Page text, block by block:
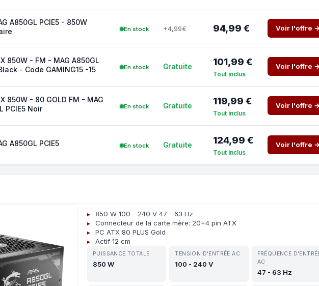
A850GL PCIE5 - 850W
En stock +4,99€ 94,99 € Voir l'offre
850W - FM - MAG A850GL
- Code GAMING15 -15
En stock Gratuite 101,99 €
Tout inclus
Voir l'offre
850W - 80 GOLD FM - MAG
PCIE5 Noir
En stock Gratuite 119,99 €
Tout inclus
Voir l'offre
A850GL PCIE5 En stock Gratuite 124,99 €
Tout inclus
Voir l'offre
850 W 100 - 240 V 47 - 63 Hz
Connecteur de la carte mère: 20+4 pin ATX
PC ATX 80 PLUS Gold
Actif 12 cm
PUISSANCE TOTALE
850 W
TENSION D'ENTRÉE AC
100 - 240 V
FRÉQUENCE
AC
47 - 63 Hz